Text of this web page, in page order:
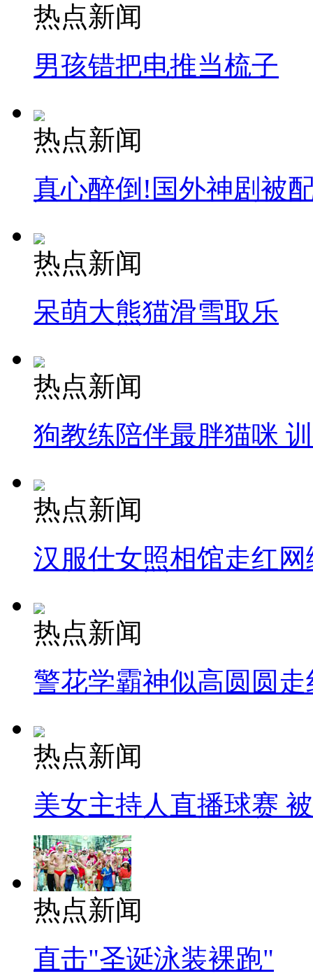
消防员救轻生者 花炮节热闹非凡
司机酒驾遇交警 急速倒车逃窜
热点新闻
男孩错把电推当梳子
热点新闻
真心醉倒!国外神剧被
热点新闻
呆萌大熊猫滑雪取乐
热点新闻
狗教练陪伴最胖猫咪
热点新闻
汉服仕女照相馆走红网
热点新闻
警花学霸神似高圆圆走
热点新闻
美女主持人直播球赛
热点新闻
直击"圣诞泳装裸跑"